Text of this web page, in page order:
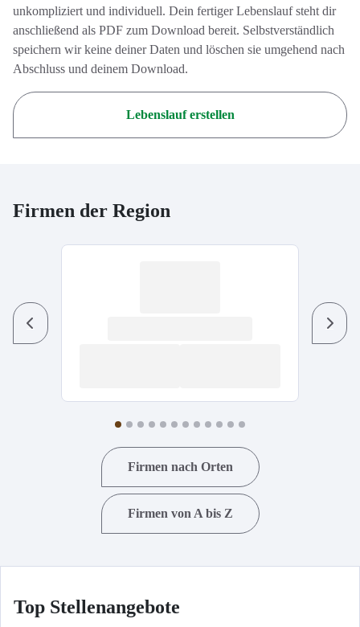
unkompliziert und individuell. Dein fertiger Lebenslauf steht dir
anschließend als PDF zum Download bereit. Selbstverständlich
speichern wir keine deiner Daten und löschen sie umgehend nach
Abschluss und deinem Download.
Lebenslauf erstellen
Firmen der Region
Previous Next
Firmen nach Orten
Firmen von A bis Z
Top Stellenangebote